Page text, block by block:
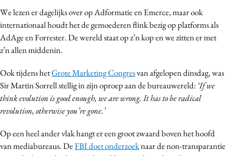
Carriere
Contentmarketing
Craft
Data & Insights
Design
Digital transformation
Effectiviteit
We lezen er dagelijks over op Adformatie en Emerce, maar ook
internationaal houdt het de gemoederen flink bezig op platforms als
AdAge en Forrester. De wereld staat op z’n kop en we zitten er met
z’n allen middenin.
Ook tijdens hetGrote Marketing Congresvan afgelopen dinsdag, was
Sir Martin Sorrell stellig in zijn oproep aan de bureauwereld: ‘If we
think evolution is good enough, we are wrong. It has to be radical
revolution, otherwise you’re gone.’
Op een heel ander vlak hangt er een groot zwaard boven het hoofd
van mediabureaus. DeFBI doet onderzoeknaar de non-transparantie